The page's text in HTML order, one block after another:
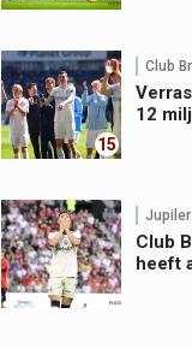
15
Club
12
Club
heeft